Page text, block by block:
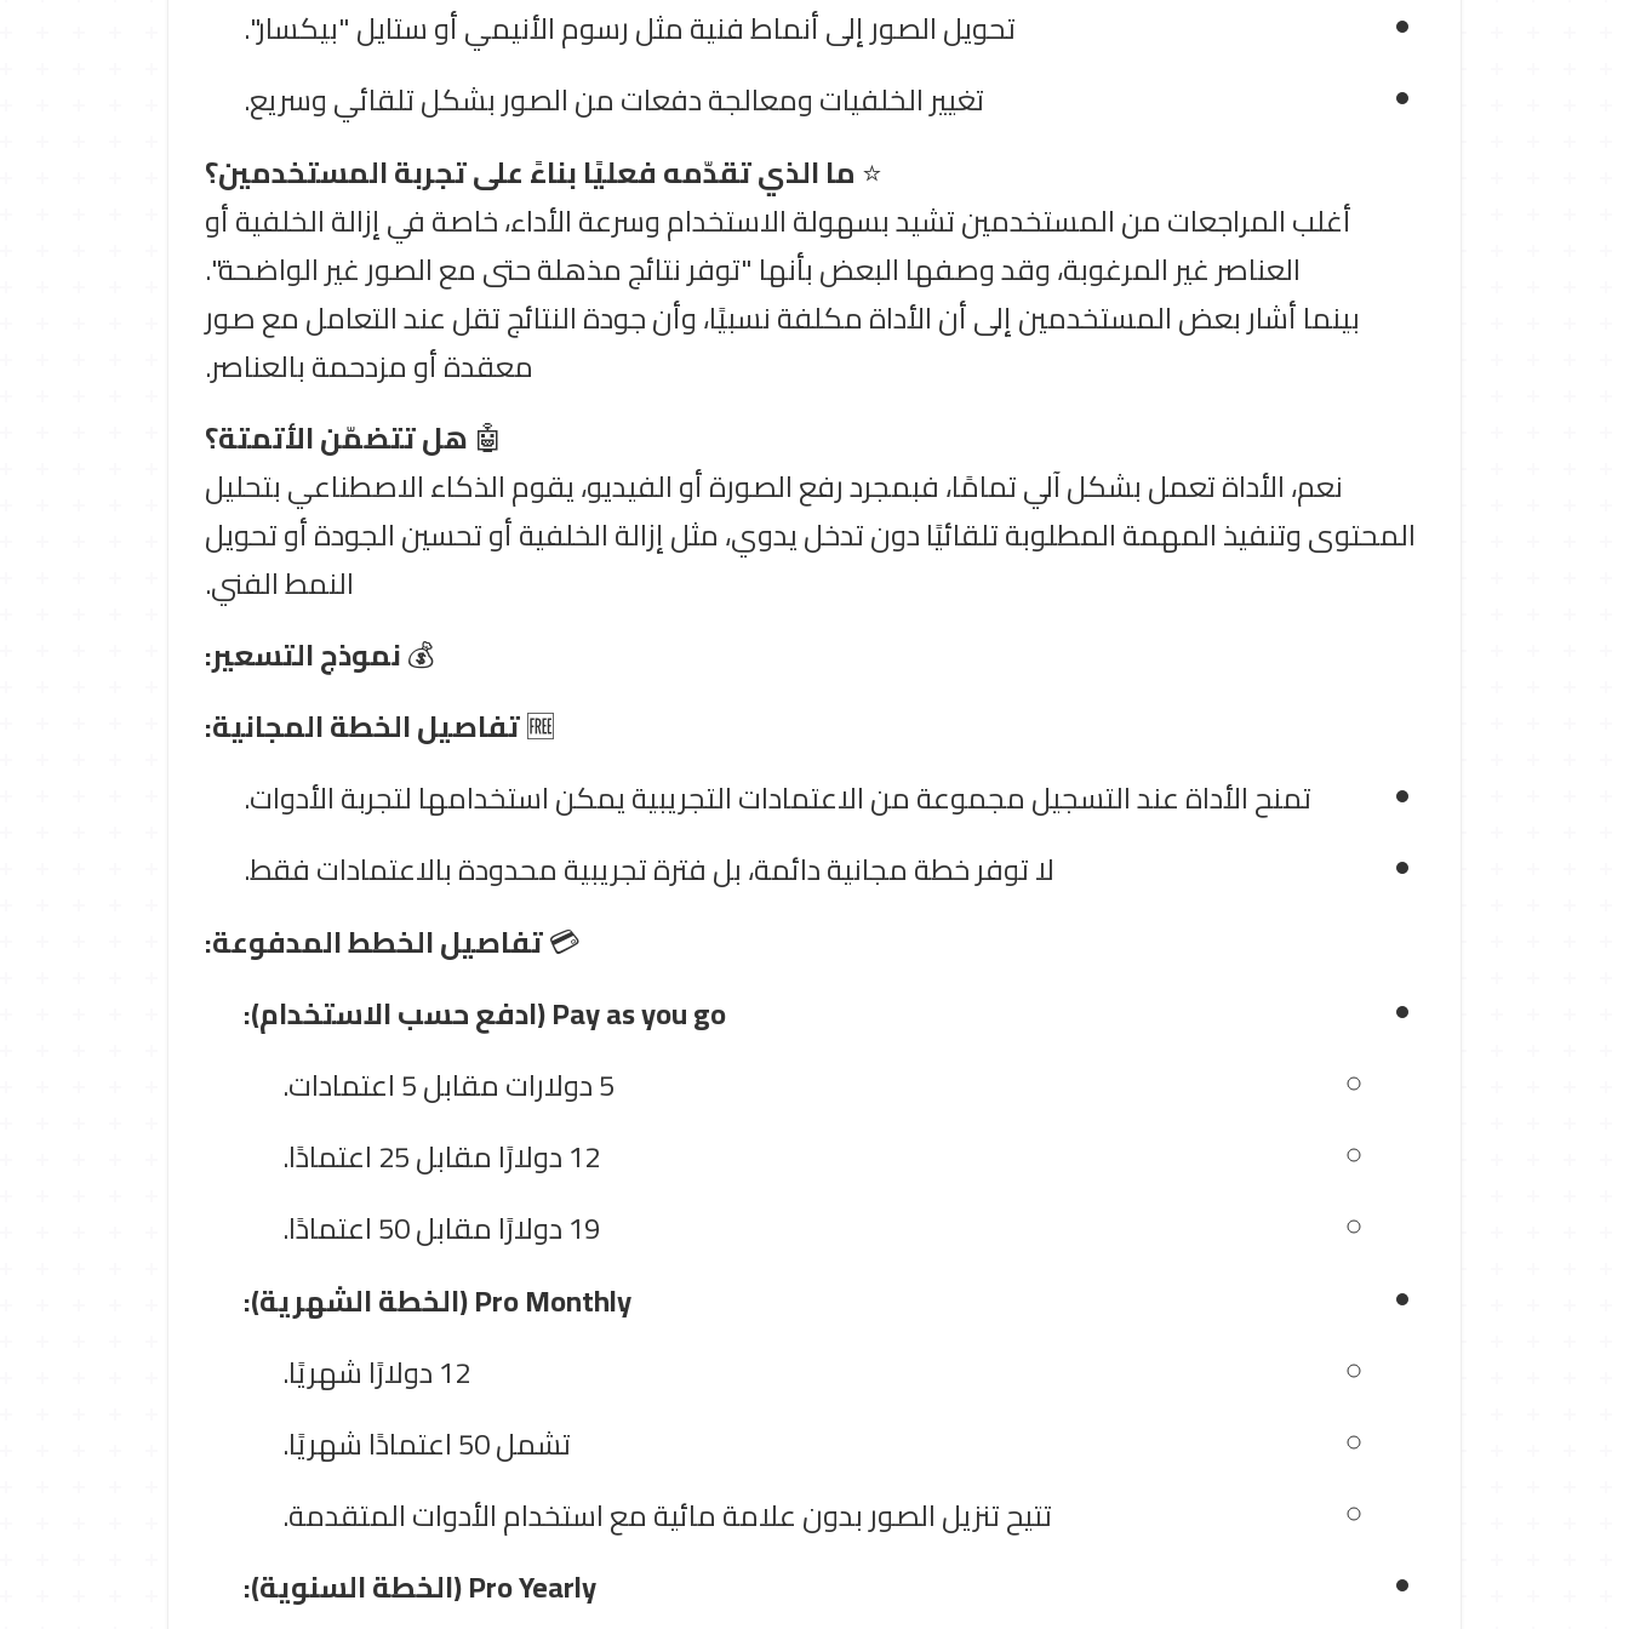
تحويل الصور إلى أنماط فنية مثل رسوم الأنيمي أو ستايل "بيكسار".
تغيير الخلفيات ومعالجة دفعات من الصور بشكل تلقائي وسريع.
⭐ما الذي تقدّمه فعليًا بناءً على تجربة المستخدمين؟
أغلب المراجعات من المستخدمين تشيد بسهولة الاستخدام وسرعة الأداء، خاصة في إزالة الخلفية أو
العناصر غير المرغوبة، وقد وصفها البعض بأنها "توفر نتائج مذهلة حتى مع الصور غير الواضحة".
بينما أشار بعض المستخدمين إلى أن الأداة مكلفة نسبيًا، وأن جودة النتائج تقل عند التعامل مع صور
معقدة أو مزدحمة بالعناصر.
🤖 هل تتضمّن الأتمتة؟
نعم، الأداة تعمل بشكل آلي تمامًا، فبمجرد رفع الصورة أو الفيديو، يقوم الذكاء الاصطناعي بتحليل
المحتوى وتنفيذ المهمة المطلوبة تلقائيًا دون تدخل يدوي، مثل إزالة الخلفية أو تحسين الجودة أو تحويل
النمط الفني.
💰نموذج التسعير:
🆓تفاصيل الخطة المجانية:
تمنح الأداة عند التسجيل مجموعة من الاعتمادات التجريبية يمكن استخدامها لتجربة الأدوات.
لا توفر خطة مجانية دائمة، بل فترة تجريبية محدودة بالاعتمادات فقط.
💳تفاصيل الخطط المدفوعة:
Pay as you go (ادفع حسب الاستخدام):
5 دولارات مقابل 5 اعتمادات.
12 دولارًا مقابل 25 اعتمادًا.
19 دولارًا مقابل 50 اعتمادًا.
Pro Monthly (الخطة الشهرية):
12 دولارًا شهريًا.
تشمل 50 اعتمادًا شهريًا.
تتيح تنزيل الصور بدون علامة مائية مع استخدام الأدوات المتقدمة.
Pro Yearly (الخطة السنوية):